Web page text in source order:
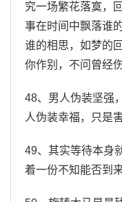
究一场繁花落寞，
事在时间中飘落谁
谁的相思，如梦的
你作别，不问曾经
48、男人伪装坚强
人伪装幸福，只是
49、其实等待本身
着一份不知能否到